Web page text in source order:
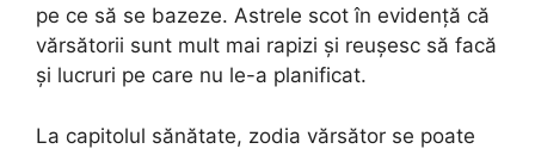
pe ce să se bazeze. Astrele scot în evidență că
vărsătorii sunt mult mai rapizi și reușesc să facă
și lucruri pe care nu le-a planificat.
La capitolul sănătate, zodia vărsător se poate